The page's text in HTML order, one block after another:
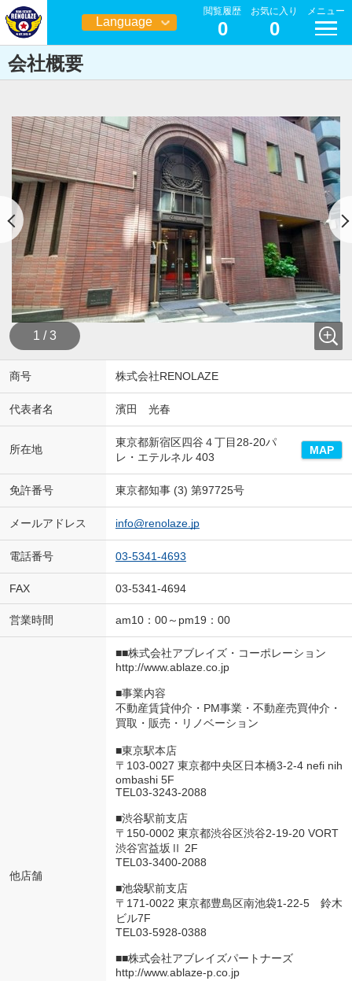
Language
閲覧履歴
0
お気に入り
0
メニュー
会社概要
1 / 3
商号 株式会社RENOLAZE
代表者名 濱田 光春
所在地
東京都新宿区四谷４丁目28-20パ
レ・エテルネル 403
MAP
免許番号 東京都知事 (3) 第97725号
メールアドレス info@renolaze.jp
電話番号 03-5341-4693
FAX 03-5341-4694
営業時間 am10：00～pm19：00
他店舗
■■株式会社アブレイズ・コーポレーション
http://www.ablaze.co.jp
■事業内容
不動産賃貸仲介・PM事業・不動産売買仲介・
買取・販売・リノベーション
■東京駅本店
〒103-0027 東京都中央区日本橋3-2-4 nefi nih
ombashi 5F
TEL03-3243-2088
■渋谷駅前支店
〒150-0002 東京都渋谷区渋谷2-19-20 VORT
渋谷宮益坂Ⅱ 2F
TEL03-3400-2088
■池袋駅前支店
〒171-0022 東京都豊島区南池袋1-22-5 鈴木
ビル7F
TEL03-5928-0388
■■株式会社アブレイズパートナーズ
http://www.ablaze-p.co.jp